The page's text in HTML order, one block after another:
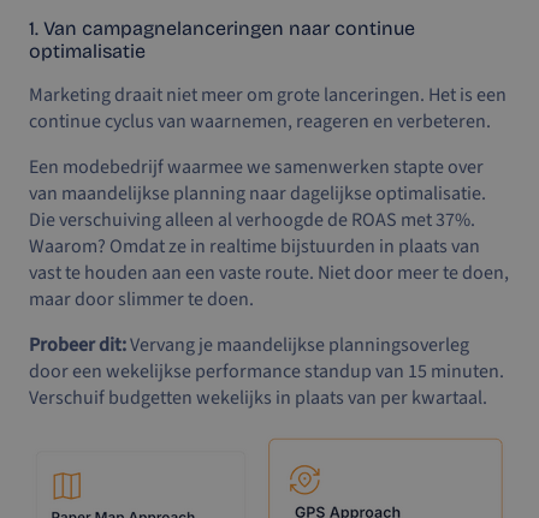
1. Van campagnelanceringen naar continue
optimalisatie
Marketing draait niet meer om grote lanceringen. Het is een
continue cyclus van waarnemen, reageren en verbeteren.
Een modebedrijf waarmee we samenwerken stapte over
van maandelijkse planning naar dagelijkse optimalisatie.
Die verschuiving alleen al verhoogde de ROAS met 37%.
Waarom? Omdat ze in realtime bijstuurden in plaats van
vast te houden aan een vaste route. Niet door meer te doen,
maar door slimmer te doen.
Probeer dit:Vervang je maandelijkse planningsoverleg
door een wekelijkse performance standup van 15 minuten.
Verschuif budgetten wekelijks in plaats van per kwartaal.